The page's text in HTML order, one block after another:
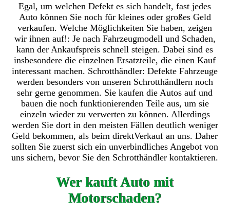
Egal, um welchen Defekt es sich handelt, fast jedes
Auto können Sie noch für kleines oder großes Geld
verkaufen. Welche Möglichkeiten Sie haben, zeigen
wir ihnen auf!: Je nach Fahrzeugmodell und Schaden,
kann der Ankaufspreis schnell steigen. Dabei sind es
insbesondere die einzelnen Ersatzteile, die einen Kauf
interessant machen. Schrotthändler: Defekte Fahrzeuge
werden besonders von unseren Schrotthändlern noch
sehr gerne genommen. Sie kaufen die Autos auf und
bauen die noch funktionierenden Teile aus, um sie
einzeln wieder zu verwerten zu können. Allerdings
werden Sie dort in den meisten Fällen deutlich weniger
Geld bekommen, als beim direktVerkauf an uns. Daher
sollten Sie zuerst sich ein unverbindliches Angebot von
uns sichern, bevor Sie den Schrotthändler kontaktieren.
Wer kauft Auto mit
Motorschaden?